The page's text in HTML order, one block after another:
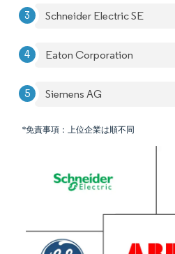
Schneider Electric SE
Eaton Corporation
Siemens AG
*免責事項：上位企業は順不同